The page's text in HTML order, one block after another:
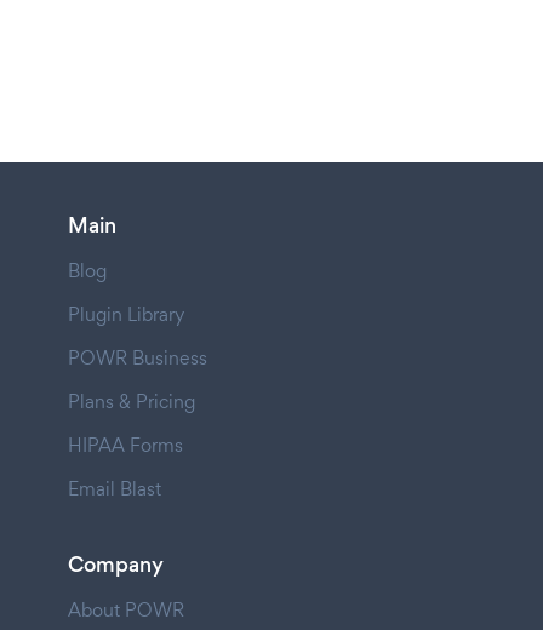
Main
Blog
Plugin Library
POWR Business
Plans & Pricing
HIPAA Forms
Email Blast
Company
About POWR